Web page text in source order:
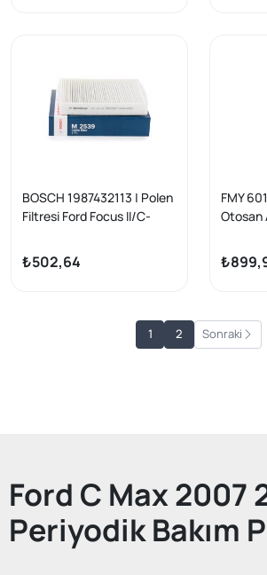
BOSCH 1987432113 | Polen
Filtresi Ford Focus II/C-
C30/C70/S40 II/V50/V70 II
₺502,64
FMY
Otosan
1 2 Sonraki
Ford C Max 2007
Periyodik Bakım